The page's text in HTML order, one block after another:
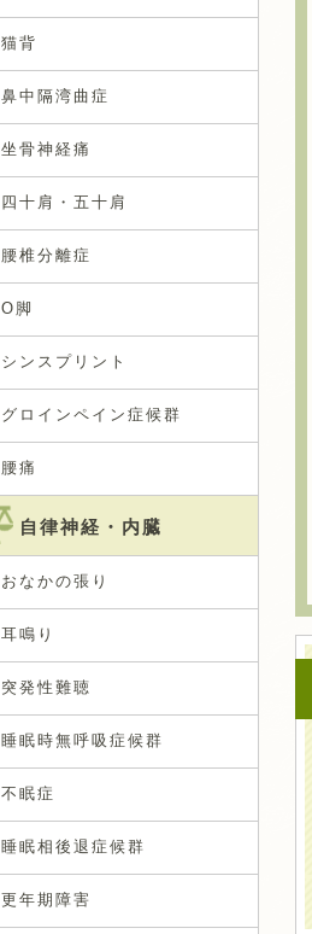
猫背
鼻中隔湾曲症
坐骨神経痛
四十肩・五十肩
腰椎分離症
O脚
シンスプリント
グロインペイン症候群
腰痛
自律神経・内臓
おなかの張り
耳鳴り
突発性難聴
睡眠時無呼吸症候群
不眠症
睡眠相後退症候群
更年期障害